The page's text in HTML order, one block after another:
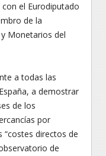
el Eurodiputado
de la
Monetarios del
a todas las
a demostrar
de los
por
“costes directos de
de